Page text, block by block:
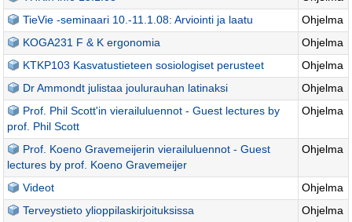
TieVie -seminaari 10.-11.1.08: Arviointi ja laatu
Ohjelma
KOGA231 F & K ergonomia
Ohjelma
KTKP103 Kasvatustieteen sosiologiset perusteet
Ohjelma
Dr Ammondt julistaa joulurauhan latinaksi
Ohjelma
Prof. Phil Scott'in vierailuluennot - Guest lectures by
prof. Phil Scott
Ohjelma
Prof. Koeno Gravemeijerin vierailuluennot - Guest
lectures by prof. Koeno Gravemeijer
Ohjelma
Videot
Ohjelma
Terveystieto ylioppilaskirjoituksissa
Ohjelma